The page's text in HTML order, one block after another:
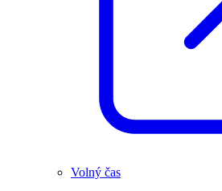
Volný čas